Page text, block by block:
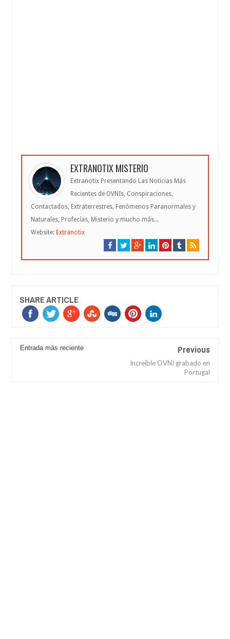
EXTRANOTIX MISTERIO
Extranotix Presentando Las Noticias Más
Recientes de OVNIs, Conspiraciones,
Contactados, Extraterrestres, Fenómenos Paranormales y
Naturales, Profecías, Misterio y mucho más...
Website: Extranotix
SHARE ARTICLE
Entrada más reciente Previous
Increíble OVNI grabado en
Portugal